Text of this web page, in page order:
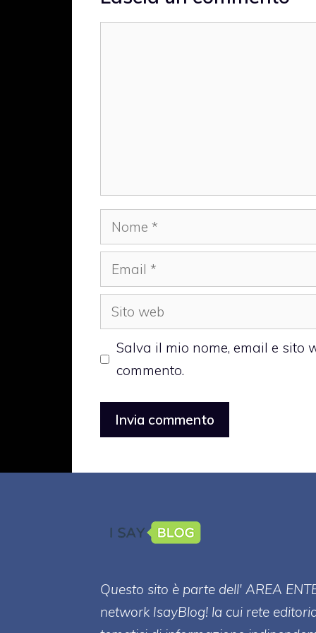
Nome
Email
Sito
web
Salva il mio nome, email e sito
commento.
Questo sito è parte dell' AREA
network IsayBlog! la cui rete